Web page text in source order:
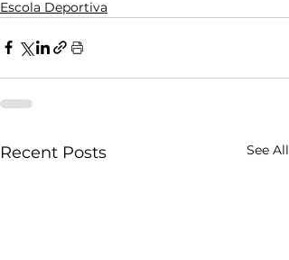
Escola Deportiva
Recent Posts See All